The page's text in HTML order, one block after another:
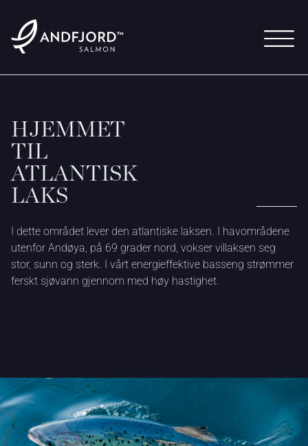
M
E D
D
S A M V I T T I G H E T
HJEMMET
TIL
ATLANTISK
LAKS
I dette området lever den atlantiske laksen. I havområdene
utenfor Andøya, på 69 grader nord, vokser villaksen seg
stor, sunn og sterk. I vårt energieffektive basseng strømmer
ferskt sjøvann gjennom med høy hastighet.